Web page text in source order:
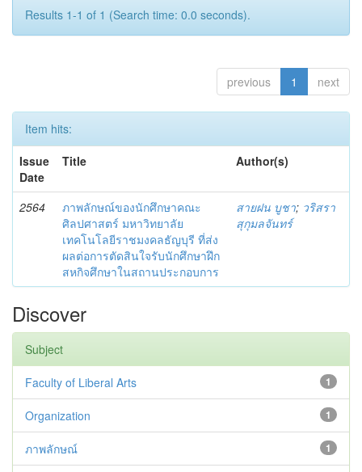
Results 1-1 of 1 (Search time: 0.0 seconds).
previous 1 next
Item hits:
Issue
Date
Title Author(s)
2564
ภาพลักษณ์ของนักศึกษาคณะ
ศิลปศาสตร์ มหาวิทยาลัย
เทคโนโลยีราชมงคลธัญบุรี ที่ส่ง
ผลต่อการตัดสินใจรับนักศึกษาฝึก
สหกิจศึกษาในสถานประกอบการ
สายฝน บูชา; วริสรา
สุกุมลจันทร์
Discover
Subject
1
Faculty of Liberal Arts
1
Organization
1
ภาพลักษณ์